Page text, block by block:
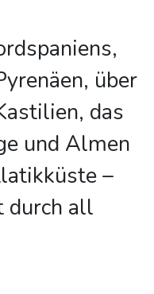
über
das
und Almen
–
durch all